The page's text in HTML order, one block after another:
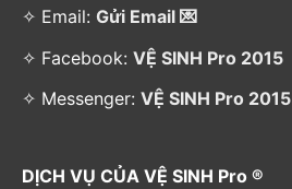
✧ Email: Gửi Email 💌
✧ Facebook: VỆ SINH Pro 2015
✧ Messenger: VỆ SINH Pro 2015
DỊCH VỤ CỦA VỆ SINH Pro ®